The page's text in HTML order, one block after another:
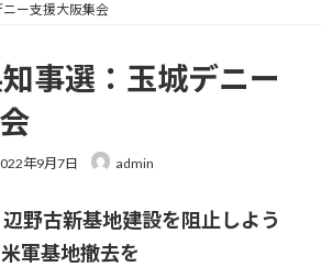
ー支援大阪集会
事選：玉城デニー
新
年9月7日 admin
野古新基地建設を阻止しよう
軍基地撤去を